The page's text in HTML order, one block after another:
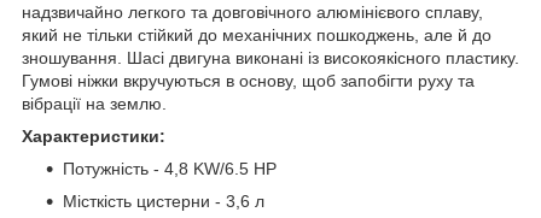
надзвичайно легкого та довговічного алюмінієвого сплаву,
який не тільки стійкий до механічних пошкоджень, але й до
зношування. Шасі двигуна виконані із високоякісного пластику.
Гумові ніжки вкручуються в основу, щоб запобігти руху та
вібрації на землю.
Характеристики:
Потужність - 4,8 KW/6.5 HP
Місткість цистерни - 3,6 л